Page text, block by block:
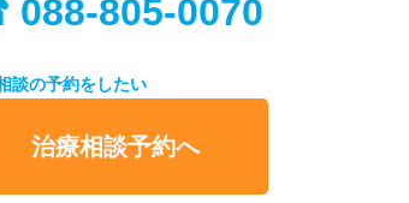
805-0070
談の予約をしたい
治療相談予約へ